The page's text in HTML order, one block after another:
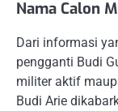
Nama Calon
Dari informasi
pengganti Budi
militer aktif
Budi Arie